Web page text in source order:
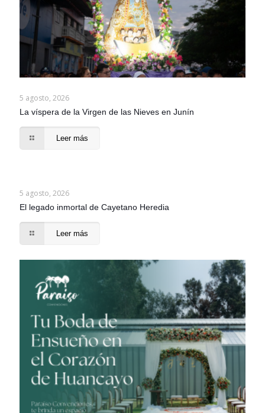
5 agosto, 2026
La víspera de la Virgen de las Nieves en Junín
Leer más
5 agosto, 2026
El legado inmortal de Cayetano Heredia
Leer más